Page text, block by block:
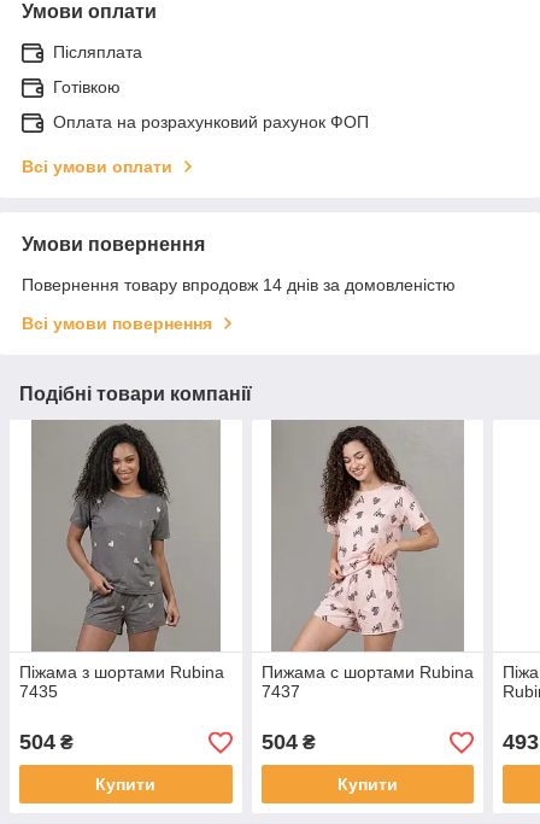
Умови оплати
Післяплата
Готівкою
Оплата на розрахунковий рахунок ФОП
Всі умови оплати
Умови повернення
Повернення товару впродовж 14 днів за домовленістю
Всі умови повернення
Подібні товари компанії
Піжама з шортами Rubina
7435
504 ₴
Купити
Пижама с шортами Rubina
7437
504₴
Купити
493